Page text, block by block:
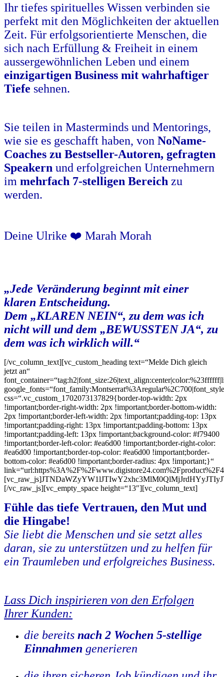
Ihr tiefes spirituelles Wissen verbinden sie
perfekt mit den Möglichkeiten der aktuellen
Zeit. Für erfolgsorientierte Menschen, die
sich nach Erfüllung & Freiheit in einem
aussergewöhnlichen Leben und einem
einzigartigen Business mit wahrhaftiger
Tiefe sehnen.
Sie teilen in Masterminds und Mentorings,
wie sie es geschafft haben, von NoName-
Coaches zu Bestseller-Autoren, gefragten
Speakern und erfolgreichen Unternehmern
im mehrfach 7-stelligen Bereich zu
werden.
Deine Ulrike ❤️ Marah Morah
„Jede Veränderung beginnt mit einer
klaren Entscheidung.
Dem „KLAREN NEIN“, zu dem was ich
nicht will und dem „BEWUSSTEN JA“, zu
dem was ich wirklich will.“
[/vc_column_text][vc_custom_heading text=“Melde Dich gleich
jetzt an“
css=“.vc_custom_1702073137829{border-top-width: 2px
!important;border-right-width: 2px !important;border-bottom-width:
2px !important;border-left-width: 2px !important;padding-top: 13px
!important;padding-right: 13px !important;padding-bottom: 13px
!important;padding-left: 13px !important;background-color: #f79400
!important;border-left-color: #ea6d00 !important;border-right-color:
#ea6d00 !important;border-top-color: #ea6d00 !important;border-
bottom-color: #ea6d00 !important;border-radius: 4px !important;}“
[/vc_raw_js][vc_empty_space height=“13″][vc_column_text]
Fühle das tiefe Vertrauen, den Mut und
die Hingabe!
Sie liebt die Menschen und sie setzt alles
daran, sie zu unterstützen und zu helfen für
ein Traumleben und erfolgreiches Business.
Lass Dich inspirieren von den Erfolgen
Ihrer Kunden:
die bereits nach 2 Wochen 5-stellige
Einnahmen generieren